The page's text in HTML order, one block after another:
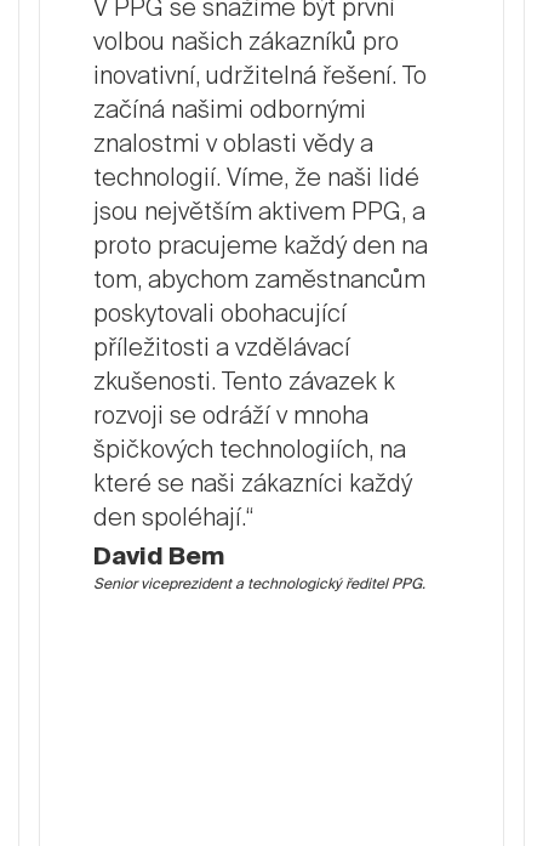
V PPG se snažíme být první
volbou našich zákazníků pro
inovativní, udržitelná řešení. To
začíná našimi odbornými
znalostmi v oblasti vědy a
technologií. Víme, že naši lidé
jsou největším aktivem PPG, a
proto pracujeme každý den na
tom, abychom zaměstnancům
poskytovali obohacující
příležitosti a vzdělávací
zkušenosti. Tento závazek k
rozvoji se odráží v mnoha
špičkových technologiích, na
které se naši zákazníci každý
den spoléhají.“
David Bem
Senior viceprezident a technologický ředitel PPG.